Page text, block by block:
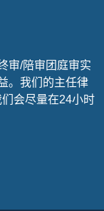
审/陪审团庭审实
。我们的主任律
会尽量在24小时